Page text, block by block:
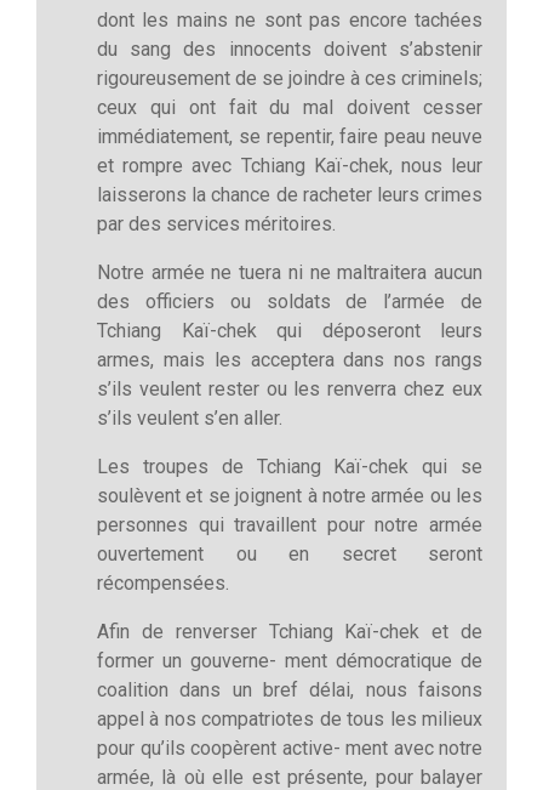
dont les mains ne sont pas encore tachées
du sang des innocents doivent s’abstenir
rigoureusement de se joindre à ces criminels;
ceux qui ont fait du mal doivent cesser
immédiatement, se repentir, faire peau neuve
et rompre avec Tchiang Kaï-chek, nous leur
laisserons la chance de racheter leurs crimes
par des services méritoires.
Notre armée ne tuera ni ne maltraitera aucun
des officiers ou soldats de l’armée de
Tchiang Kaï-chek qui déposeront leurs
armes, mais les acceptera dans nos rangs
s’ils veulent rester ou les renverra chez eux
s’ils veulent s’en aller.
Les troupes de Tchiang Kaï-chek qui se
soulèvent et se joignent à notre armée ou les
personnes qui travaillent pour notre armée
ouvertement ou en secret seront
récompensées.
Afin de renverser Tchiang Kaï-chek et de
former un gouverne- ment démocratique de
coalition dans un bref délai, nous faisons
appel à nos compatriotes de tous les milieux
pour qu’ils coopèrent active- ment avec notre
armée, là où elle est présente, pour balayer